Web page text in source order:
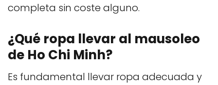
completa sin coste alguno.
¿Qué ropa llevar al mausoleo
de Ho Chi Minh?
Es fundamental llevar ropa adecuada y